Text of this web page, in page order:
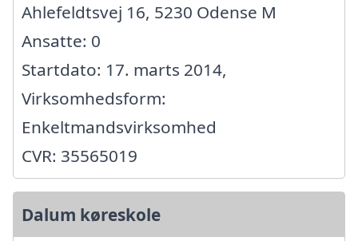
Ahlefeldtsvej 16, 5230 Odense M
Ansatte: 0
Startdato: 17. marts 2014,
Virksomhedsform:
Enkeltmandsvirksomhed
CVR: 35565019
Dalum køreskole